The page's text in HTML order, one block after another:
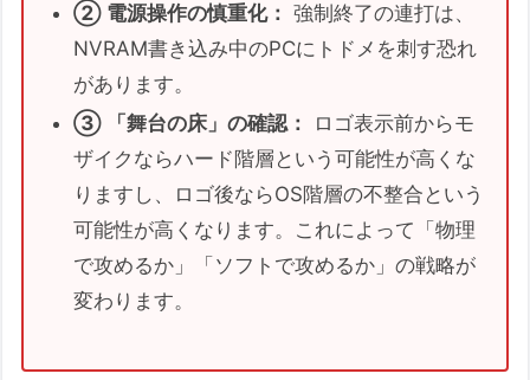
② 電源操作の慎重化： 強制終了の連打は、
NVRAM書き込み中のPCにトドメを刺す恐れ
があります。
③ 「舞台の床」の確認：
ロゴ表示前からモ
ザイクならハード階層という可能性が高くな
りますし、ロゴ後ならOS階層の不整合という
可能性が高くなります。これによって「物理
で攻めるか」「ソフトで攻めるか」の戦略が
変わります。